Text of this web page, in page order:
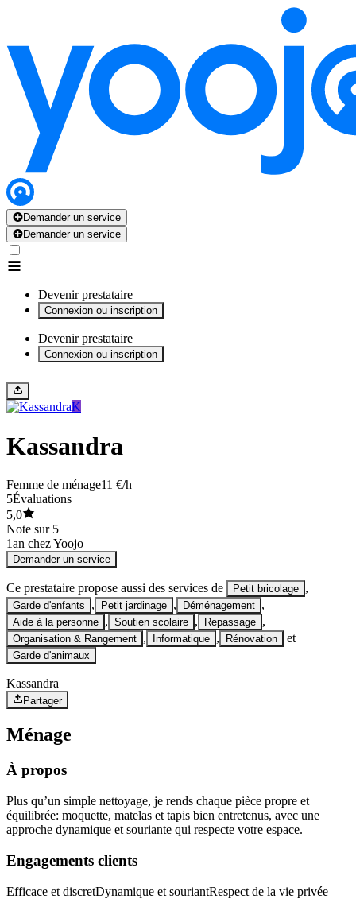
Demander un service
Demander un service
Devenir prestataire
Connexion ou inscription
Devenir prestataire
Connexion ou inscription
K
Kassandra
Femme de ménage11 €/h
5Évaluations
5,0
Note sur 5
1an chez Yoojo
Demander un service
Ce prestataire propose aussi des services de Petit bricolage ,
Garde d'enfants , Petit jardinage , Déménagement ,
Aide à la personne , Soutien scolaire , Repassage ,
Organisation & Rangement , Informatique , Rénovation et
Garde d'animaux
Kassandra
Partager
Ménage
À propos
Plus qu’un simple nettoyage, je rends chaque pièce propre et
équilibrée: moquette, matelas et tapis bien entretenus, avec une
approche dynamique et souriante qui respecte votre espace.
Engagements clients
Efficace et discretDynamique et souriantRespect de la vie privée